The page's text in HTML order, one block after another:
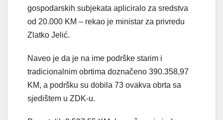
gospodarskih subjekata apliciralo za sredstva
od 20.000 KM – rekao je ministar za privredu
Zlatko Jelić.
Naveo je da je na ime podrške starim i
tradicionalnim obrtima doznačeno 390.358,97
KM, a podršku su dobila 73 ovakva obrta sa
sjedištem u ZDK-u.